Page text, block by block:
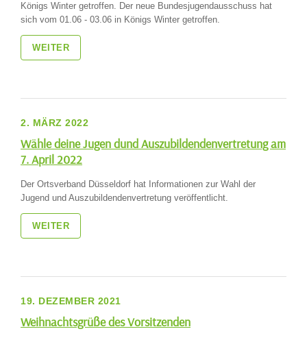
Königs Winter getroffen. Der neue Bundesjugendausschuss hat
sich vom 01.06 - 03.06 in Königs Winter getroffen.
WEITER
2. MÄRZ 2022
Wähle deine Jugen dund Auszubildendenvertretung am
7. April 2022
Der Ortsverband Düsseldorf hat Informationen zur Wahl der
Jugend und Auszubildendenvertretung veröffentlicht.
WEITER
19. DEZEMBER 2021
Weihnachtsgrüße des Vorsitzenden